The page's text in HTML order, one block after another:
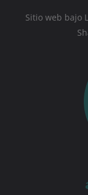
Sitio web bajo